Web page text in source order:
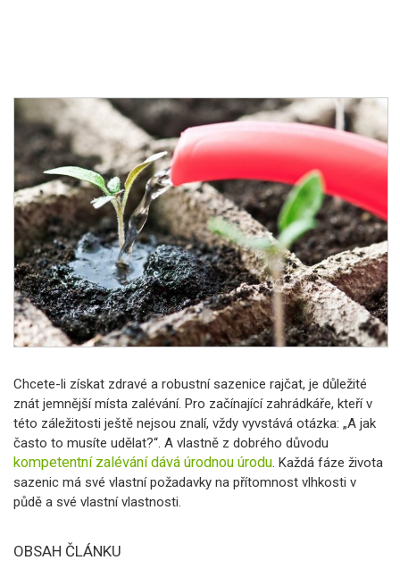
Chcete-li získat zdravé a robustní sazenice rajčat, je důležité
znát jemnější místa zalévání. Pro začínající zahrádkáře, kteří v
této záležitosti ještě nejsou znalí, vždy vyvstává otázka: „A jak
často to musíte udělat?“. A vlastně z dobrého důvodu
kompetentní zalévání dává úrodnou úrodu. Každá fáze života
sazenic má své vlastní požadavky na přítomnost vlhkosti v
půdě a své vlastní vlastnosti.
OBSAH ČLÁNKU